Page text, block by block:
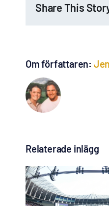
Share This
Om författaren:
Relaterade inlägg